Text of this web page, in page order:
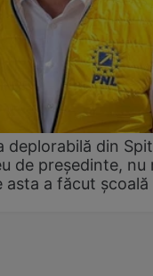
deplorabilă din
de președinte, nu
asta a făcut școală